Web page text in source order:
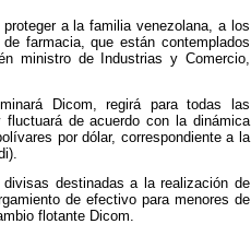
a la familia venezolana, a los
farmacia, que están contemplados
ministro de Industrias y Comercio,
Dicom, regirá para todas las
de acuerdo con la dinámica
por dólar, correspondiente a la
destinadas a la realización de
de efectivo para menores de
flotante Dicom.